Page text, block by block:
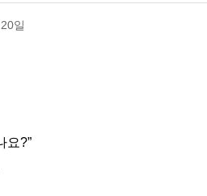
일
요?”